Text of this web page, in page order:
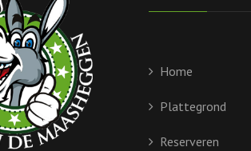
Home
Plattegrond
Reserveren